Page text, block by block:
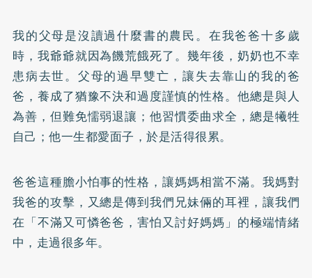
我的父母是沒讀過什麼書的農民。在我爸爸十多歲
時，我爺爺就因為饑荒餓死了。幾年後，奶奶也不幸
患病去世。父母的過早雙亡，讓失去靠山的我的爸
爸，養成了猶豫不決和過度謹慎的性格。他總是與人
為善，但難免懦弱退讓；他習慣委曲求全，總是犧牲
自己；他一生都愛面子，於是活得很累。
爸爸這種膽小怕事的性格，讓媽媽相當不滿。我媽對
我爸的攻擊，又總是傳到我們兄妹倆的耳裡，讓我們
在「不滿又可憐爸爸，害怕又討好媽媽」的極端情緒
中，走過很多年。